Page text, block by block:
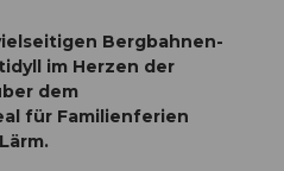
Bergbahnen-
im Herzen der
dem
für Familienferien